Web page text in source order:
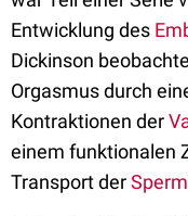
Entwicklung des
Dickinson
Orgasmus durch
Kontraktionen der
einem funktionalen
Transport der